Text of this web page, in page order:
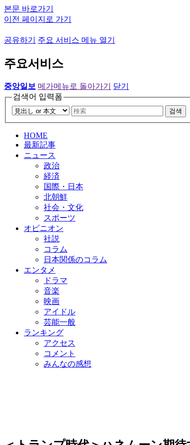
본문 바로가기
이전 페이지로 가기
공유하기 주요 서비스 메뉴 열기
주요서비스
중앙일보 메가메뉴로 돌아가기
닫기
검색어 입력폼
검색
HOME
最新記事
ニュース
政治
経済
国際・日本
北朝鮮
社会・文化
スポーツ
オピニオン
社説
コラム
日本関係のコラム
エンタメ
ドラマ
音楽
映画
アイドル
芸能一般
ランキング
アクセス
コメント
みんなの感想